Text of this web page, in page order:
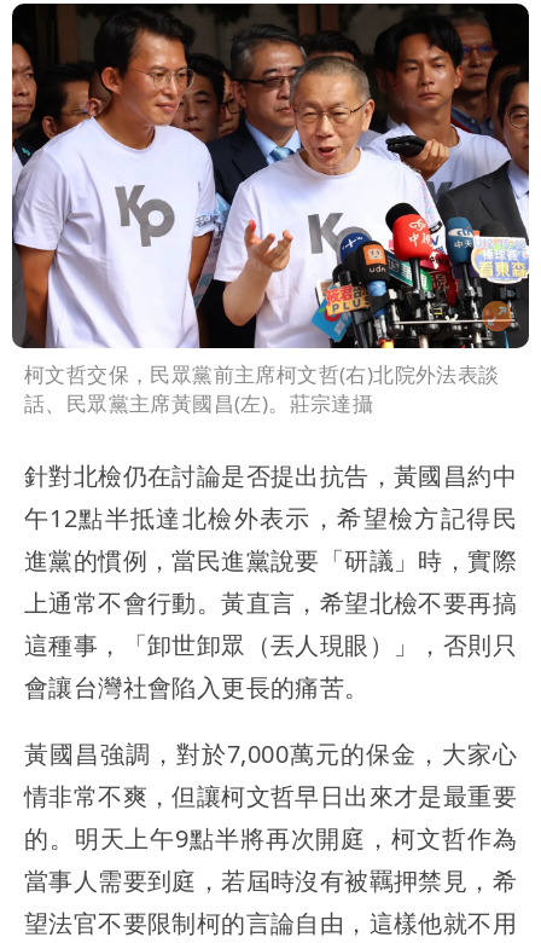
柯文哲交保，民眾黨前主席柯文哲(右)北院外法表談
話、民眾黨主席黃國昌(左)。莊宗達攝
針對北檢仍在討論是否提出抗告，黃國昌約中
午12點半抵達北檢外表示，希望檢方記得民
進黨的慣例，當民進黨說要「研議」時，實際
上通常不會行動。黃直言，希望北檢不要再搞
這種事，「卸世卸眾（丟人現眼）」，否則只
會讓台灣社會陷入更長的痛苦。
黃國昌強調，對於7,000萬元的保金，大家心
情非常不爽，但讓柯文哲早日出來才是最重要
的。明天上午9點半將再次開庭，柯文哲作為
當事人需要到庭，若屆時沒有被羈押禁見，希
望法官不要限制柯的言論自由，這樣他就不用